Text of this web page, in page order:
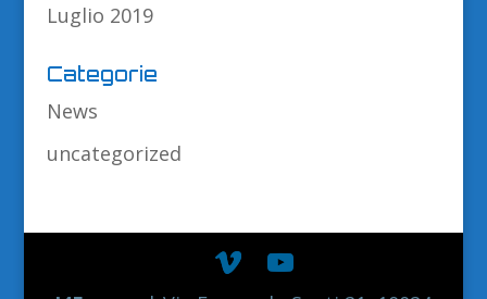
Luglio 2019
Categorie
News
uncategorized